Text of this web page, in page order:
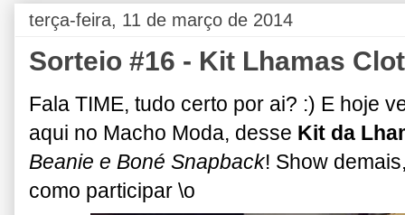
terça-feira, 11 de março de 2014
Sorteio #16 - Kit Lhamas
Fala TIME, tudo certo por ai? :) E hoje
aqui no Macho Moda, desse Kit da
Beanie e Boné Snapback! Show
como participar \o